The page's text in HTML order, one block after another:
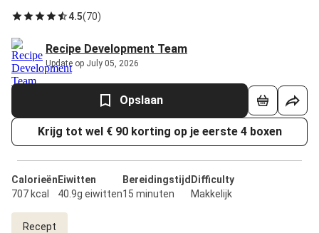
4.5(70)
Recipe Development Team
Update op July 05, 2026
Opslaan
Krijg tot wel € 90 korting op je eerste 4 boxen
Calorieën
707 kcal
Eiwitten
40.9g eiwitten
Bereidingstijd
15 minuten
Difficulty
Makkelijk
Recept